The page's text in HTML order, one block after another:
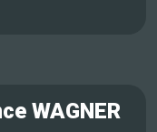
WAGNER